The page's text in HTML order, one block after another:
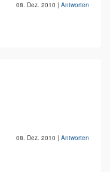
08. Dez. 2010 | Antworten
08. Dez. 2010 | Antworten